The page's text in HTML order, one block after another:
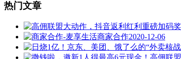
热门文章
商家合作2020-12-06